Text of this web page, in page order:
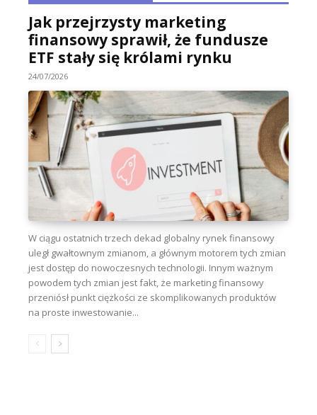
Jak przejrzysty marketing
finansowy sprawił, że fundusze
ETF stały się królami rynku
24/07/2026
W ciągu ostatnich trzech dekad globalny rynek finansowy
uległ gwałtownym zmianom, a głównym motorem tych zmian
jest dostęp do nowoczesnych technologii. Innym ważnym
powodem tych zmian jest fakt, że marketing finansowy
przeniósł punkt ciężkości ze skomplikowanych produktów
na proste inwestowanie...